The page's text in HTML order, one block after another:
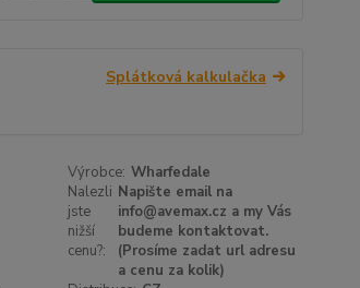
Splátková kalkulačka
Výrobce: Wharfedale
Nalezli
jste
nižší
cenu?:
Napište email na
info@avemax.cz a my Vás
budeme kontaktovat.
(Prosíme zadat url adresu
a cenu za kolik)